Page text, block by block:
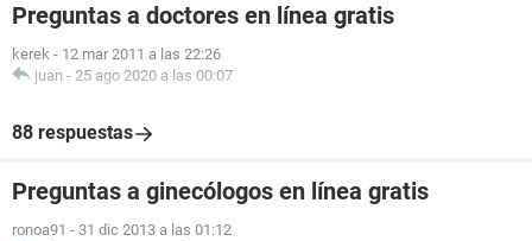
Preguntas a doctores en línea gratis
kerek - 12 mar 2011 a las 22:26
juan - 25 ago 2020 a las 00:07
88 respuestas
Preguntas a ginecólogos en línea gratis
ronoa91 - 31 dic 2013 a las 01:12